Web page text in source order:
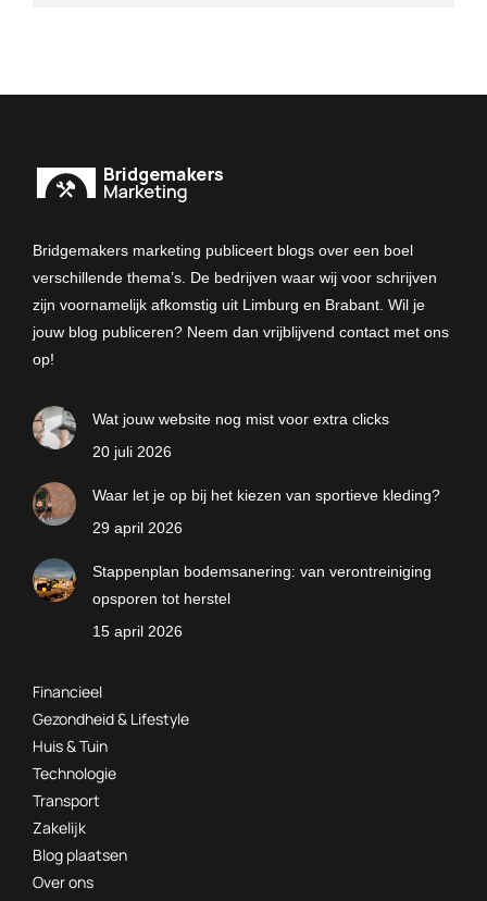
Bridgemakers marketing publiceert blogs over een boel
verschillende thema’s. De bedrijven waar wij voor schrijven
zijn voornamelijk afkomstig uit Limburg en Brabant. Wil je
jouw blog publiceren? Neem dan vrijblijvend contact met ons
op!
Wat jouw website nog mist voor extra clicks
20 juli 2026
Waar let je op bij het kiezen van sportieve kleding?
29 april 2026
Stappenplan bodemsanering: van verontreiniging
opsporen tot herstel
15 april 2026
Financieel
Gezondheid & Lifestyle
Huis & Tuin
Technologie
Transport
Zakelijk
Blog plaatsen
Over ons